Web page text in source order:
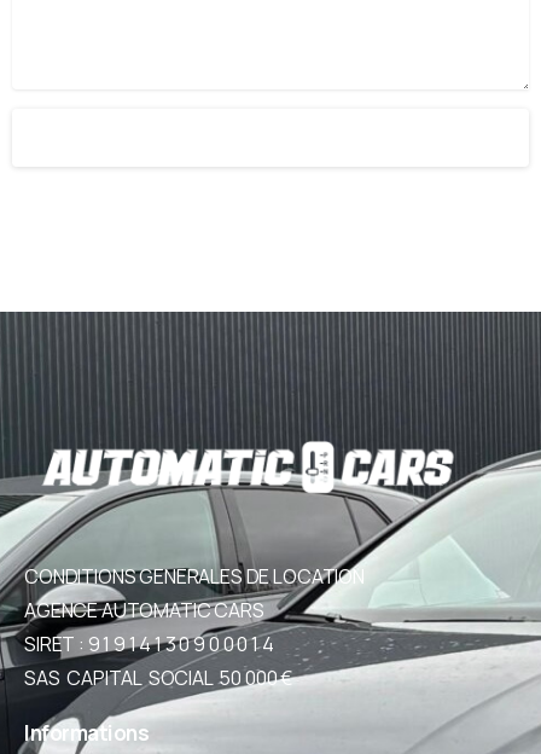
CONDITIONS GENERALES DE LOCATION
AGENCE AUTOMATIC CARS
SIRET : 9 1 9 1 4 1 3 0 9 0 0 0 1 4
SAS CAPITAL SOCIAL 50 000 €
Informations